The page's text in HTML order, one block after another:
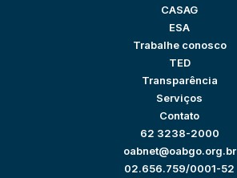
CASAG
ESA
Trabalhe conosco
TED
Transparência
Serviços
Contato
62 3238-2000
oabnet@oabgo.org.br
02.656.759/0001-52